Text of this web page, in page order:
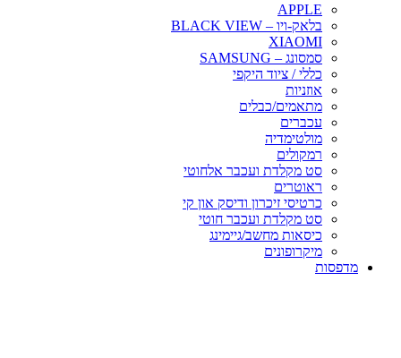
APPLE
בלאק-ויו – BLACK VIEW
XIAOMI
סמסונג – SAMSUNG
כללי / ציוד היקפי
אוזניות
מתאמים/כבלים
עכברים
מולטימדיה
רמקולים
סט מקלדת ועכבר אלחוטי
ראוטרים
כרטיסי זיכרון ודיסק און קי
סט מקלדת ועכבר חוטי
כיסאות מחשב/גיימינג
מיקרופונים
מדפסות